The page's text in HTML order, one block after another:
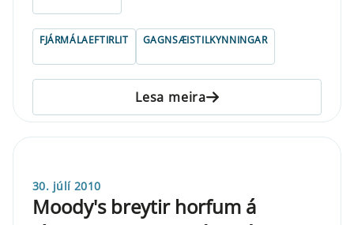
FJÁRMÁLAEFTIRLIT GAGNSÆISTILKYNNINGAR
Lesa meira
30. júlí 2010
Moody's breytir horfum á